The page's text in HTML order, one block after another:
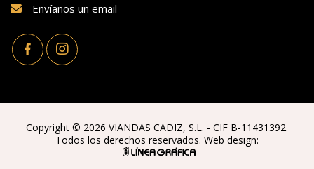
Envíanos un email
Copyright © 2026 VIANDAS CADIZ, S.L. - CIF B-11431392.
Todos los derechos reservados. Web design: